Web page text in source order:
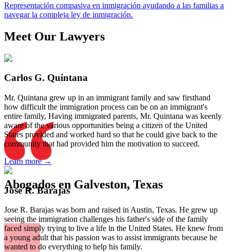
Abogados en Galveston, Texas
Representación compasiva en inmigración ayudando a las familias a
navegar la compleja ley de inmigración.
Meet Our Lawyers
Carlos G. Quintana
Mr. Quintana grew up in an immigrant family and saw firsthand
how difficult the immigration process can be on an immigrant's
entire family, Having immigrated parents, Mr. Quintana was keenly
aware of the various opportunities being a citizen of the United
States provided and worked hard so that he could give back to the
community that had provided him the motivation to succeed.
Learn more →
Jose R. Barajas
Jose R. Barajas was born and raised in Austin, Texas. He grew up
seeing the immigration challenges his father's side of the family
faced simply trying to live a life in the United States. He knew from
a young adult that his passion was to assist immigrants because he
wanted to do everything to help his family.